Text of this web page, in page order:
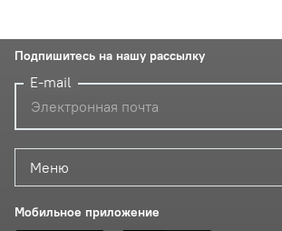
Меню
Мобильное приложение
Подпишитесь на нашу рассылку
E-mail